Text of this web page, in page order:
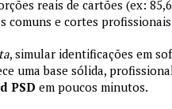
reais de cartões (ex:
comuns e cortes
, simular identificações em
uma base sólida,
PSD em poucos minutos.